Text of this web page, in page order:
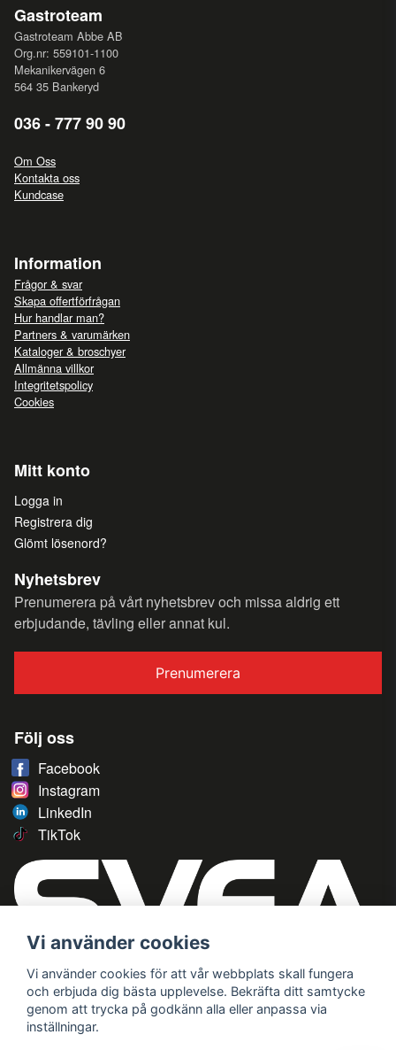
Gastroteam
Gastroteam Abbe AB
Org.nr: 559101-1100
Mekanikervägen 6
564 35 Bankeryd
036 - 777 90 90
Om Oss
Kontakta oss
Kundcase
Information
Frågor & svar
Skapa offertförfrågan
Hur handlar man?
Partners & varumärken
Kataloger & broschyer
Allmänna villkor
Integritetspolicy
Cookies
Mitt konto
Logga in
Registrera dig
Glömt lösenord?
Nyhetsbrev
Prenumerera på vårt nyhetsbrev och missa aldrig ett
erbjudande, tävling eller annat kul.
Prenumerera
Följ oss
Facebook
Instagram
LinkedIn
TikTok
Vi använder cookies
Vi använder cookies för att vår webbplats skall fungera
och erbjuda dig bästa upplevelse. Bekräfta ditt samtycke
genom att trycka på godkänn alla eller anpassa via
inställningar.